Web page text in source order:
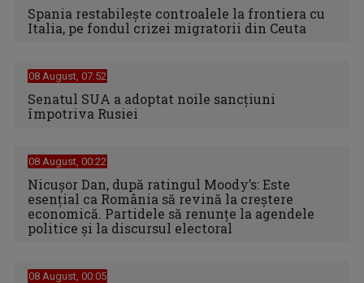
Spania restabileşte controalele la frontiera cu
Italia, pe fondul crizei migratorii din Ceuta
08 August, 07:52
Senatul SUA a adoptat noile sancţiuni
împotriva Rusiei
08 August, 00:22
Nicușor Dan, după ratingul Moody’s: Este
esențial ca România să revină la creștere
economică. Partidele să renunțe la agendele
politice și la discursul electoral
08 August, 00:05